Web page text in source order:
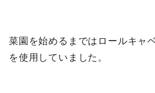
菜園を始めるまではロールキャ
を使用していました。